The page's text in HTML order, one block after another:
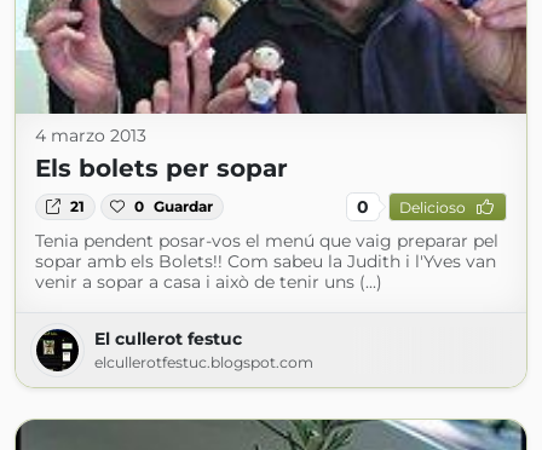
4 marzo 2013
Els bolets per sopar
21 0 Guardar 0 Delicioso
Tenia pendent posar-vos el menú que vaig preparar pel
sopar amb els Bolets!! Com sabeu la Judith i l'Yves van
venir a sopar a casa i això de tenir uns (...)
El cullerot festuc
elcullerotfestuc.blogspot.com